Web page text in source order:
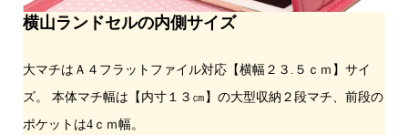
横山ランドセルの内側サイズ
大マチはＡ４フラットファイル対応【横幅２３.５ｃｍ】サイ
ズ。 本体マチ幅は【内寸１３㎝】の大型収納２段マチ、前段の
ポケットは4ｃｍ幅。